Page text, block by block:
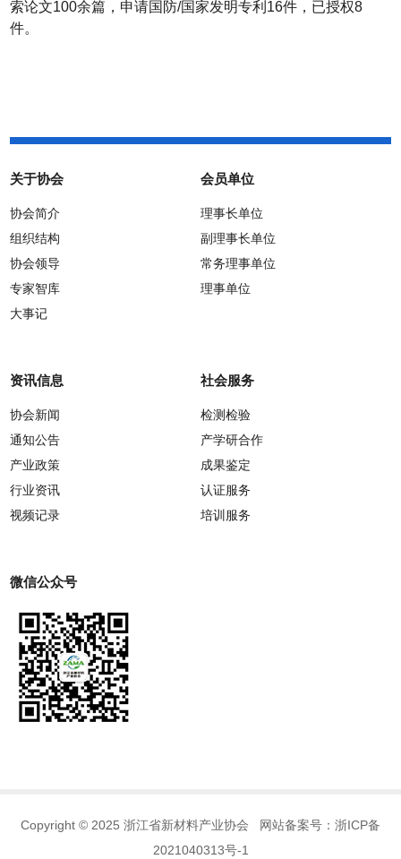
索论文100余篇，申请国防/国家发明专利 16件，已授权8
件。
关于协会
协会简介
组织结构
协会领导
专家智库
大事记
会员单位
理事长单位
副理事长单位
常务理事单位
理事单位
资讯信息
协会新闻
通知公告
产业政策
行业资讯
视频记录
社会服务
检测检验
产学研合作
成果鉴定
认证服务
培训服务
微信公众号
Copyright © 2025 浙江省新材料产业协会 网站备案号： 浙ICP备
2021040313号-1